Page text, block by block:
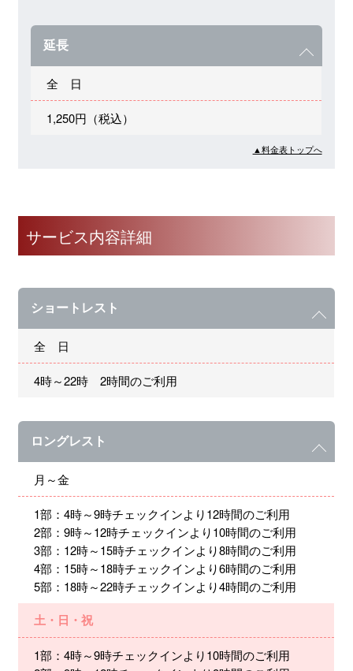
延長
全 日
1,250円（税込）
▲料金表トップへ
サービス内容詳細
ショートレスト
全 日
4時～22時 2時間のご利用
ロングレスト
月～金
1部：4時～9時チェックインより12時間のご利用
2部：9時～12時チェックインより10時間のご利用
3部：12時～15時チェックインより8時間のご利用
4部：15時～18時チェックインより6時間のご利用
5部：18時～22時チェックインより4時間のご利用
土・日・祝
1部：4時～9時チェックインより10時間のご利用